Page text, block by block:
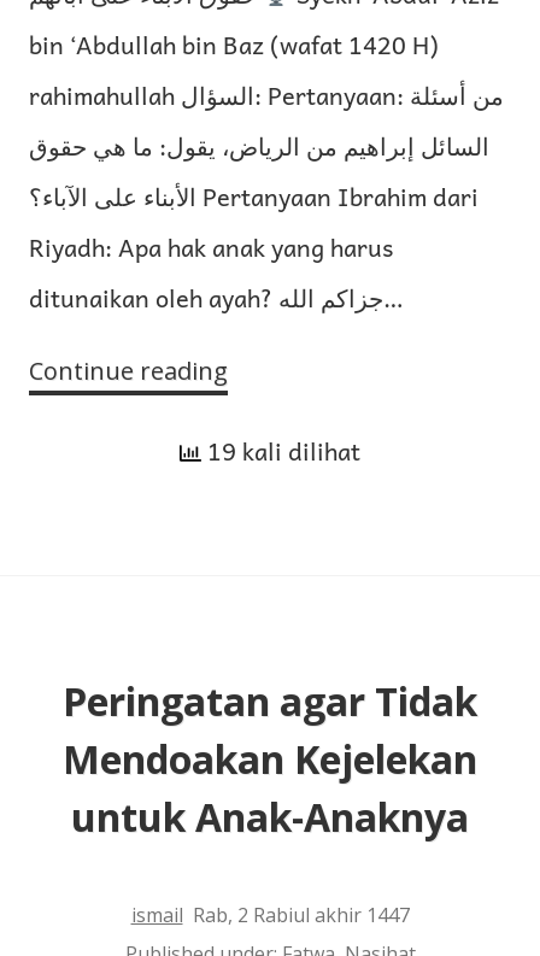
bin ‘Abdullah bin Baz (wafat 1420 H)
rahimahullah السؤال: Pertanyaan: من أسئلة
السائل إبراهيم من الرياض، يقول: ما هي حقوق
الأبناء على الآباء؟ Pertanyaan Ibrahim dari
Riyadh: Apa hak anak yang harus
ditunaikan oleh ayah? جزاكم الله…
Continue reading
atas
19 kali dilihat
Peringatan agar Tidak
Mendoakan Kejelekan
untuk Anak-Anaknya
ismail Rab, 2 Rabiul akhir 1447